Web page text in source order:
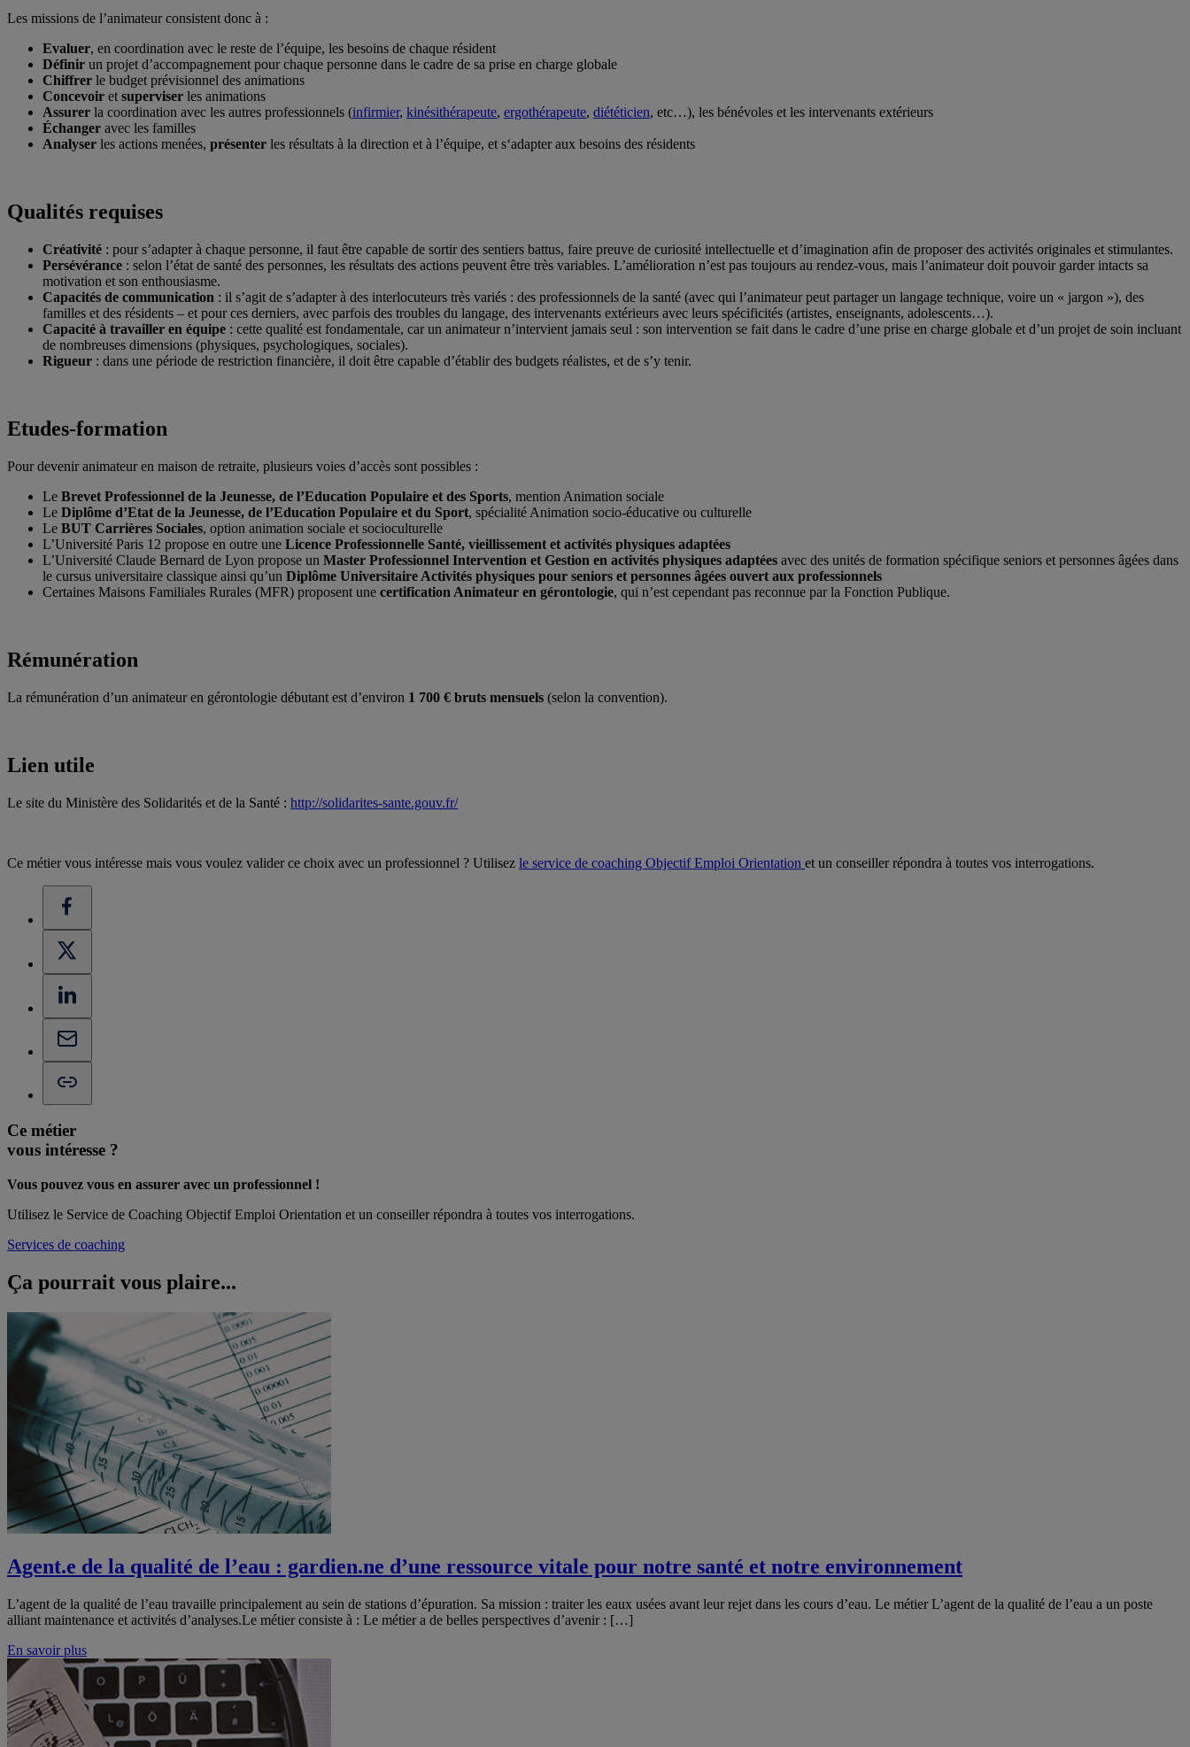
Les missions de l’animateur consistent donc à :
Evaluer, en coordination avec le reste de l’équipe, les besoins de chaque résident
Définir un projet d’accompagnement pour chaque personne dans le cadre de sa prise en charge globale
Chiffrer le budget prévisionnel des animations
Concevoir et superviser les animations
Assurer la coordination avec les autres professionnels (infirmier, kinésithérapeute, ergothérapeute, diététicien, etc…), les bénévoles et les intervenants extérieurs
Échanger avec les familles
Analyser les actions menées, présenter les résultats à la direction et à l’équipe, et s‘adapter aux besoins des résidents
Qualités requises
Créativité : pour s’adapter à chaque personne, il faut être capable de sortir des sentiers battus, faire preuve de curiosité intellectuelle et d’imagination afin de proposer des activités originales et stimulantes.
Persévérance : selon l’état de santé des personnes, les résultats des actions peuvent être très variables. L’amélioration n’est pas toujours au rendez-vous, mais l’animateur doit pouvoir garder intacts sa
motivation et son enthousiasme.
Capacités de communication : il s’agit de s’adapter à des interlocuteurs très variés : des professionnels de la santé (avec qui l’animateur peut partager un langage technique, voire un « jargon »), des
familles et des résidents – et pour ces derniers, avec parfois des troubles du langage, des intervenants extérieurs avec leurs spécificités (artistes, enseignants, adolescents…).
Capacité à travailler en équipe : cette qualité est fondamentale, car un animateur n’intervient jamais seul : son intervention se fait dans le cadre d’une prise en charge globale et d’un projet de soin incluant
de nombreuses dimensions (physiques, psychologiques, sociales).
Rigueur : dans une période de restriction financière, il doit être capable d’établir des budgets réalistes, et de s’y tenir.
Etudes-formation
Pour devenir animateur en maison de retraite, plusieurs voies d’accès sont possibles :
Le Brevet Professionnel de la Jeunesse, de l’Education Populaire et des Sports, mention Animation sociale
Le Diplôme d’Etat de la Jeunesse, de l’Education Populaire et du Sport, spécialité Animation socio-éducative ou culturelle
Le BUT Carrières Sociales, option animation sociale et socioculturelle
L’Université Paris 12 propose en outre une Licence Professionnelle Santé, vieillissement et activités physiques adaptées
L’Université Claude Bernard de Lyon propose un Master Professionnel Intervention et Gestion en activités physiques adaptées avec des unités de formation spécifique seniors et personnes âgées dans
le cursus universitaire classique ainsi qu’un Diplôme Universitaire Activités physiques pour seniors et personnes âgées ouvert aux professionnels
Certaines Maisons Familiales Rurales (MFR) proposent une certification Animateur en gérontologie, qui n’est cependant pas reconnue par la Fonction Publique.
Rémunération
La rémunération d’un animateur en gérontologie débutant est d’environ 1 700 € bruts mensuels (selon la convention).
Lien utile
Le site du Ministère des Solidarités et de la Santé : http://solidarites-sante.gouv.fr/
Ce métier vous intéresse mais vous voulez valider ce choix avec un professionnel ? Utilisez le service de coaching Objectif Emploi Orientation et un conseiller répondra à toutes vos interrogations.
Ce métier
vous intéresse ?
Vous pouvez vous en assurer avec un professionnel !
Utilisez le Service de Coaching Objectif Emploi Orientation et un conseiller répondra à toutes vos interrogations.
Services de coaching
Ça pourrait vous plaire...
Agent.e de la qualité de l’eau : gardien.ne d’une ressource vitale pour notre santé et notre environnement
L’agent de la qualité de l’eau travaille principalement au sein de stations d’épuration. Sa mission : traiter les eaux usées avant leur rejet dans les cours d’eau. Le métier L’agent de la qualité de l’eau a un poste
alliant maintenance et activités d’analyses.Le métier consiste à : Le métier a de belles perspectives d’avenir : […]
En savoir plus